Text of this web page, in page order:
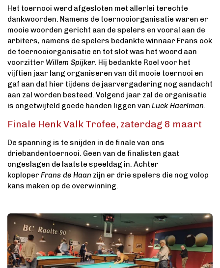
Het toernooi werd afgesloten met allerlei terechte
dankwoorden. Namens de toernooiorganisatie waren er
mooie woorden gericht aan de spelers en vooral aan de
arbiters, namens de spelers bedankte winnaar Frans ook
de toernooiorganisatie en tot slot was het woord aan
voorzitter Willem Spijker. Hij bedankte Roel voor het
vijftien jaar lang organiseren van dit mooie toernooi en
gaf aan dat hier tijdens de jaarvergadering nog aandacht
aan zal worden besteed. Volgend jaar zal de organisatie
is ongetwijfeld goede handen liggen van Luck Haerlman.
Finale Henk Valk Trofee, zaterdag 8 maart
De spanning is te snijden in de finale van ons
driebandentoernooi. Geen van de finalisten gaat
ongeslagen de laatste speeldag in. Achter
koploper Frans de Haan zijn er drie spelers die nog volop
kans maken op de overwinning.